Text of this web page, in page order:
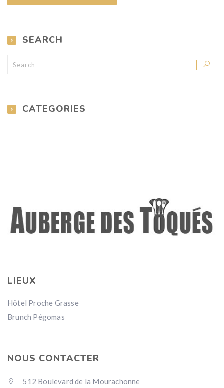
SEARCH
CATEGORIES
LIEUX
Hôtel Proche Grasse
Brunch Pégomas
NOUS CONTACTER
512 Boulevard de la Mourachonne